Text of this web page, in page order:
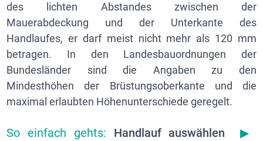
des lichten Abstandes zwischen der
Mauerabdeckung und der Unterkante des
Handlaufes, er darf meist nicht mehr als 120 mm
betragen. In den Landesbauordnungen der
Bundesländer sind die Angaben zu den
Mindesthöhen der Brüstungsoberkante und die
maximal erlaubten Höhenunterschiede geregelt.
So einfach gehts: Handlauf auswählen▶